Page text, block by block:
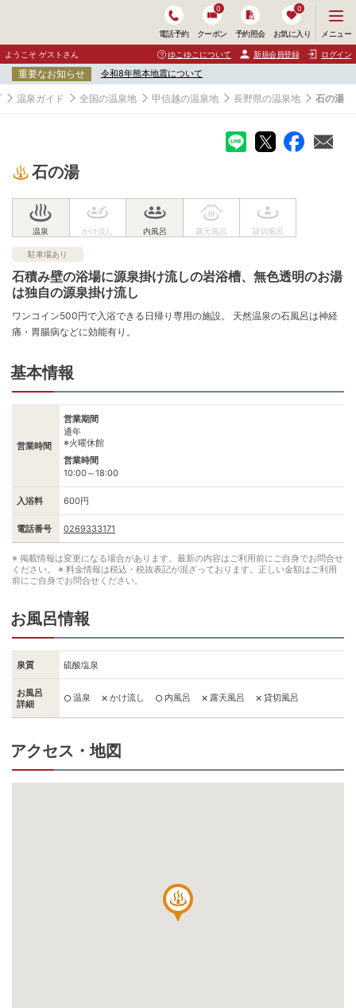
電話予約 クーポン
0
予約照会 お気に入り
0
ニ
ュ
ー
開
く
メニュー
ようこそ ゲストさん ゆこゆこについて 新規会員登録 ログイン
重要なお知らせ 令和8年熊本地震について
温泉ガイド 全国の温泉地 甲信越の温泉地 長野県の温泉地 石の湯
石の湯
駐車場あり
石積み壁の浴場に源泉掛け流しの岩浴槽、無色透明のお湯
は独自の源泉掛け流し
ワンコイン500円で入浴できる日帰り専用の施設。 天然温泉の石風呂は神経
痛・胃腸病などに効能有り。
基本情報
営業時間
営業期間
通年
※火曜休館
営業時間
10:00～18:00
入浴料 600円
電話番号 0269333171
※ 掲載情報は変更になる場合があります。最新の内容はご利用前にご自身でお問合せ
ください。
※ 料金情報は税込・税抜表記が混ざっております。正しい金額はご利用
前にご自身でお問合せください。
お風呂情報
泉質 硫酸塩泉
お風呂
詳細
○ 温泉 ✕ かけ流し ○ 内風呂 ✕ 露天風呂 ✕ 貸切風呂
アクセス・地図